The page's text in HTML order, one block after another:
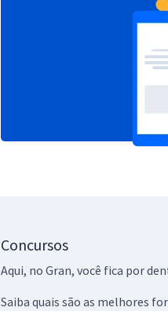
Concursos
Aqui, no Gran, você fica por
Saiba quais são as melhores